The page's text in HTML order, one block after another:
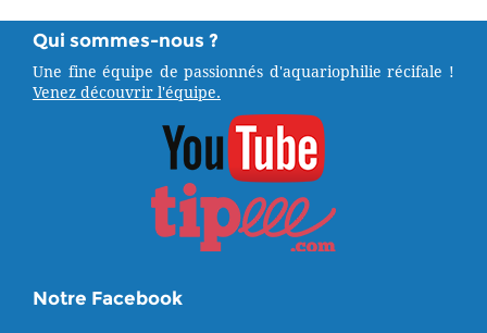
Qui sommes-nous ?
Une fine équipe de passionnés d'aquariophilie récifale !
Venez découvrir l'équipe.
Notre Facebook